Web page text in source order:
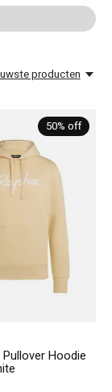
producten
50% off
Hoodie